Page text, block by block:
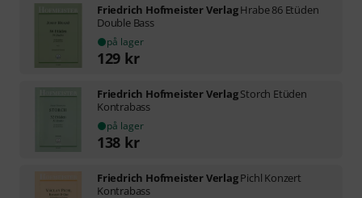
Friedrich Hofmeister VerlagHrabe 86 Etüden
Double Bass
på lager
129 kr
Friedrich Hofmeister VerlagStorch Etüden
Kontrabass
på lager
138 kr
Friedrich Hofmeister VerlagPichl Konzert
Kontrabass